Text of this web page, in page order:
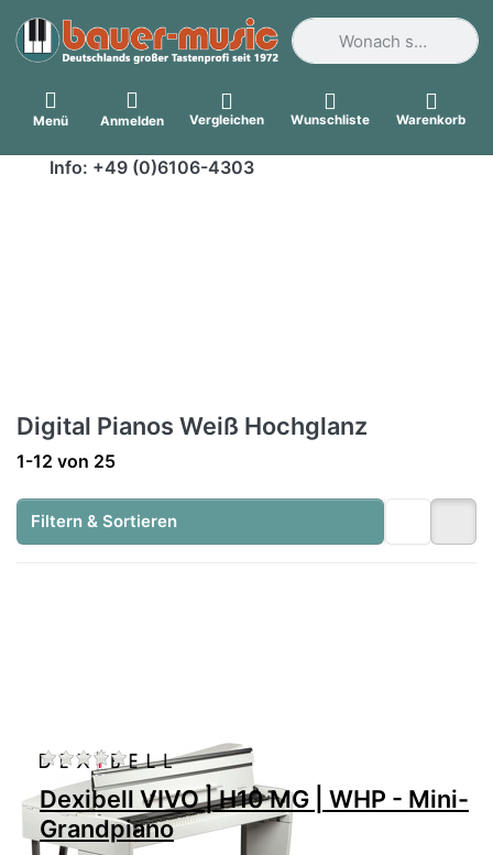
Geben Sie einen
Menü Anmelden Vergleichen Wunschliste Warenkorb
Info: +49 (0)6106-4303
Digital Pianos Weiß Hochglanz
Suchergebnisse:
1-12 von 25
Filtern & Sortieren
Zu diesem Produkt liegen noch keine
Dexibell VIVO | H10 MG | WHP - Mini-
Grandpiano